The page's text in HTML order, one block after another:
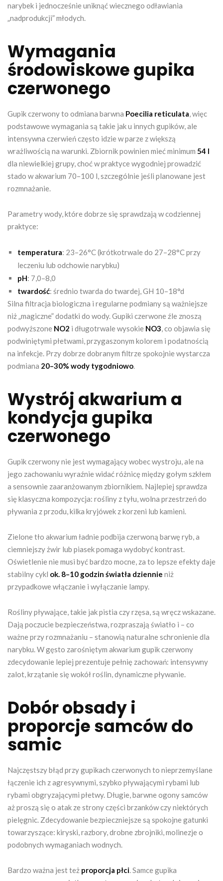
narybek i jednocześnie uniknąć wiecznego odławiania
„nadprodukcji” młodych.
Wymagania
środowiskowe gupika
czerwonego
Gupik czerwony to odmiana barwna Poecilia reticulata, więc
podstawowe wymagania są takie jak u innych gupików, ale
intensywna czerwień często idzie w parze z większą
wrażliwością na warunki. Zbiornik powinien mieć minimum 54 l
dla niewielkiej grupy, choć w praktyce wygodniej prowadzić
stado w akwarium 70–100 l, szczególnie jeśli planowane jest
rozmnażanie.
Parametry wody, które dobrze się sprawdzają w codziennej
praktyce:
temperatura: 23–26°C (krótkotrwale do 27–28°C przy
leczeniu lub odchowie narybku)
pH: 7,0–8,0
twardość: średnio twarda do twardej, GH 10–18°d
Silna filtracja biologiczna i regularne podmiany są ważniejsze
niż „magiczne” dodatki do wody. Gupiki czerwone źle znoszą
podwyższone NO2 i długotrwale wysokie NO3, co objawia się
podwiniętymi płetwami, przygaszonym kolorem i podatnością
na infekcje. Przy dobrze dobranym filtrze spokojnie wystarcza
podmiana 20–30% wody tygodniowo.
Wystrój akwarium a
kondycja gupika
czerwonego
Gupik czerwony nie jest wymagający wobec wystroju, ale na
jego zachowaniu wyraźnie widać różnicę między gołym szkłem
a sensownie zaaranżowanym zbiornikiem. Najlepiej sprawdza
się klasyczna kompozycja: rośliny z tyłu, wolna przestrzeń do
pływania z przodu, kilka kryjówek z korzeni lub kamieni.
Zielone tło akwarium ładnie podbija czerwoną barwę ryb, a
ciemniejszy żwir lub piasek pomaga wydobyć kontrast.
Oświetlenie nie musi być bardzo mocne, za to lepsze efekty daje
stabilny cykl ok. 8–10 godzin światła dziennie niż
przypadkowe włączanie i wyłączanie lampy.
Rośliny pływające, takie jak pistia czy rzęsa, są wręcz wskazane.
Dają poczucie bezpieczeństwa, rozpraszają światło i – co
ważne przy rozmnażaniu – stanowią naturalne schronienie dla
narybku. W gęsto zarośniętym akwarium gupik czerwony
zdecydowanie lepiej prezentuje pełnię zachowań: intensywny
zalot, krzątanie się wokół roślin, dynamiczne pływanie.
Dobór obsady i
proporcje samców do
samic
Najczęstszy błąd przy gupikach czerwonych to nieprzemyślane
łączenie ich z agresywnymi, szybko pływającymi rybami lub
rybami obgryzającymi płetwy. Długie, barwne ogony samców
aż proszą się o atak ze strony części brzanków czy niektórych
pielęgnic. Zdecydowanie bezpieczniejsze są spokojne gatunki
towarzyszące: kiryski, razbory, drobne zbrojniki, molinezje o
podobnych wymaganiach wodnych.
Bardzo ważna jest też proporcja płci. Samce gupika